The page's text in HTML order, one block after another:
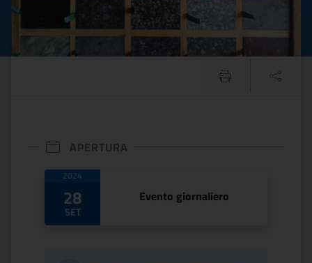
APERTURA
Date di apertura
2024
28
SET
Evento giornaliero